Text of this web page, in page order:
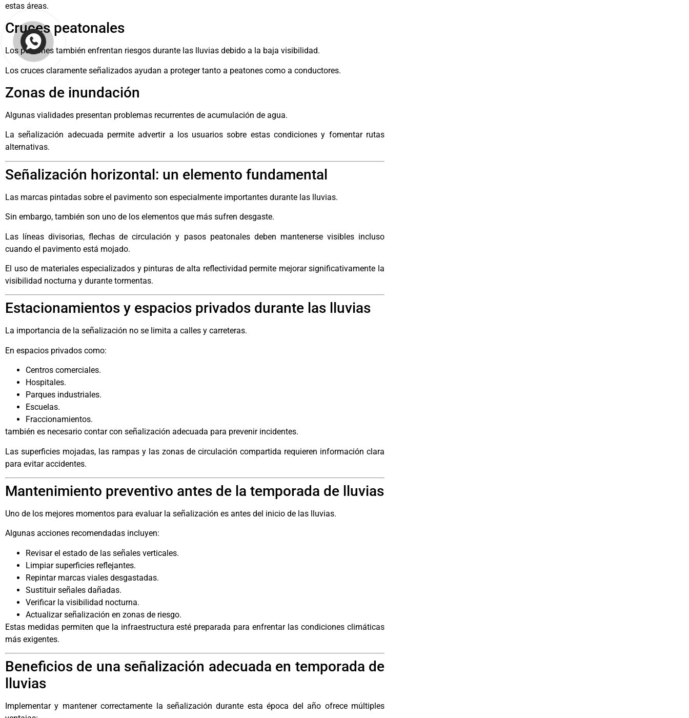
estas áreas.
Cruces peatonales
Los peatones también enfrentan riesgos durante las lluvias debido a la baja visibilidad.
Los cruces claramente señalizados ayudan a proteger tanto a peatones como a conductores.
Zonas de inundación
Algunas vialidades presentan problemas recurrentes de acumulación de agua.
La señalización adecuada permite advertir a los usuarios sobre estas condiciones y fomentar rutas
alternativas.
Señalización horizontal: un elemento fundamental
Las marcas pintadas sobre el pavimento son especialmente importantes durante las lluvias.
Sin embargo, también son uno de los elementos que más sufren desgaste.
Las líneas divisorias, flechas de circulación y pasos peatonales deben mantenerse visibles incluso
cuando el pavimento está mojado.
El uso de materiales especializados y pinturas de alta reflectividad permite mejorar significativamente la
visibilidad nocturna y durante tormentas.
Estacionamientos y espacios privados durante las lluvias
La importancia de la señalización no se limita a calles y carreteras.
En espacios privados como:
Centros comerciales.
Hospitales.
Parques industriales.
Escuelas.
Fraccionamientos.
también es necesario contar con señalización adecuada para prevenir incidentes.
Las superficies mojadas, las rampas y las zonas de circulación compartida requieren información clara
para evitar accidentes.
Mantenimiento preventivo antes de la temporada de lluvias
Uno de los mejores momentos para evaluar la señalización es antes del inicio de las lluvias.
Algunas acciones recomendadas incluyen:
Revisar el estado de las señales verticales.
Limpiar superficies reflejantes.
Repintar marcas viales desgastadas.
Sustituir señales dañadas.
Verificar la visibilidad nocturna.
Actualizar señalización en zonas de riesgo.
Estas medidas permiten que la infraestructura esté preparada para enfrentar las condiciones climáticas
más exigentes.
Beneficios de una señalización adecuada en temporada de
lluvias
Implementar y mantener correctamente la señalización durante esta época del año ofrece múltiples